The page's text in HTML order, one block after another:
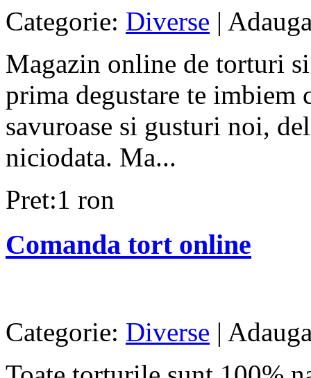
Categorie: Diverse |
Magazin online de torturi
prima degustare te imbiem
savuroase si gusturi noi,
niciodata. Ma...
Pret:1 ron
Comanda tort online
Categorie: Diverse |